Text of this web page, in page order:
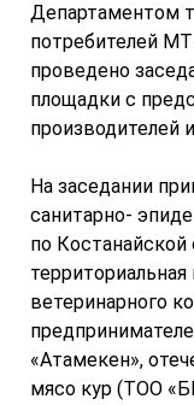
Департаментом
потребителей
проведено
площадки с
производителей
На заседании
санитарно-
по Костанайской
ветеринарного
«Атамекен»,
мясо кур (ТОО